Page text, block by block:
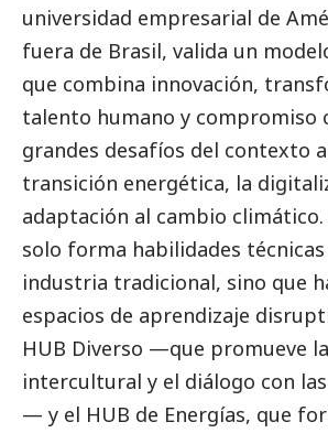
universidad empresarial de
fuera de Brasil, valida un
que combina innovación,
talento humano y compromiso
grandes desafíos del contexto
transición energética, la
adaptación al cambio
solo forma habilidades
industria tradicional, sino que
espacios de aprendizaje
HUB Diverso —que promueve
intercultural y el diálogo con
— y el HUB de Energías, que